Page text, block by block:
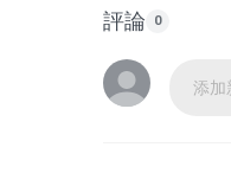
評論 0
添加